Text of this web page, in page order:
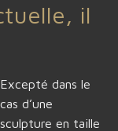
il
Excepté dans le
cas d’une
sculpture en taille